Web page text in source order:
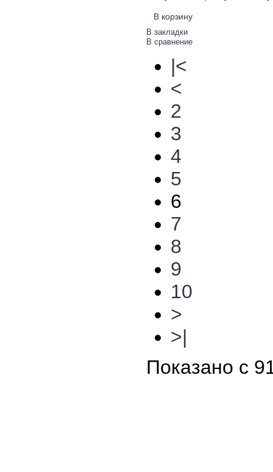
В корзину
В закладки
В сравнение
|<
<
2
3
4
5
6
7
8
9
10
>
>|
Показано с